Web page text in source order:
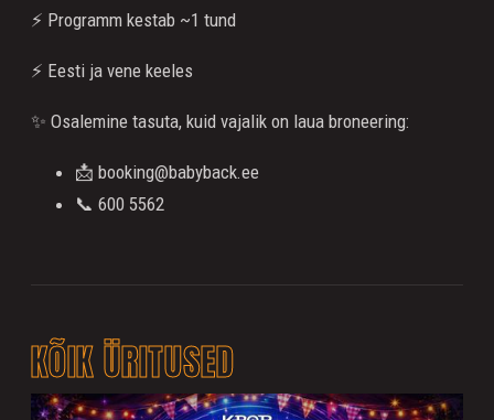
⚡ Programm kestab ~1 tund
⚡ Eesti ja vene keeles
✨ Osalemine tasuta, kuid vajalik on laua broneering:
📩 booking@babyback.ee
📞 600 5562
KÕIK ÜRITUSED